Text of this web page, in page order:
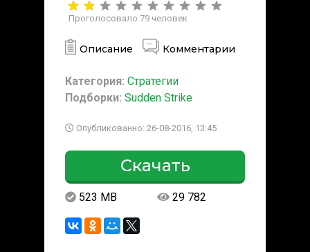
Проголосовало 79 человек
Описание Комментарии
Категория: Стратегии
Подборки: Sudden Strike
Опубликованно: 26-08-2016, 13:45
Скачать
523 MB 29 782